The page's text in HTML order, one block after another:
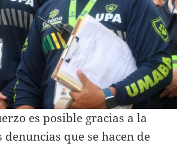
es posible gracias a la
que se hacen de